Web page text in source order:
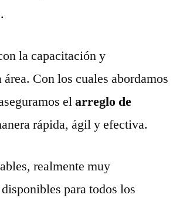
la capacitación y
Con los cuales abordamos
elarreglo de
rápida, ágil y efectiva.
realmente muy
para todos los